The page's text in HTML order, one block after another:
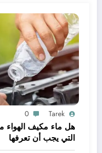
Tarek
0
هل ماء مكيف الهواء
التي يجب أن تعرفها